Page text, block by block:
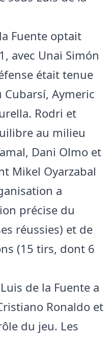
Fuente optait
avec Unai Simón
était tenue
Cubarsí, Aymeric
Rodri et
au milieu
Dani Olmo et
Mikel Oyarzabal
a
précise du
réussies) et de
(15 tirs, dont 6
de la Fuente a
Ronaldo et
du jeu. Les